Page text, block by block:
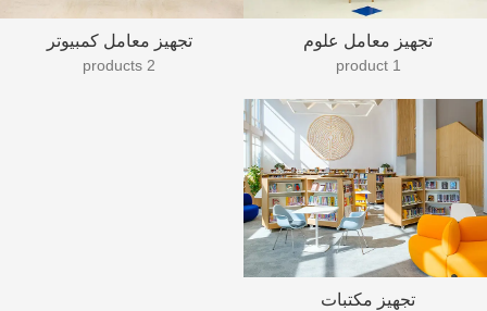
تجهيز معامل علوم
1 product
تجهيز معامل كمبيوتر
2 products
تجهيز مكتبات